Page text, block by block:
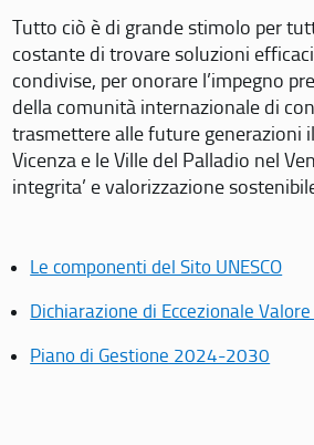
Tutto ciò è di grande stimolo per
costante di trovare soluzioni
condivise, per onorare l’impegno
della comunità internazionale di
trasmettere alle future generazioni
Vicenza e le Ville del Palladio nel
integrita’ e valorizzazione
Le componenti del Sito UNESCO
Dichiarazione di Eccezionale
Piano di Gestione 2024-2030